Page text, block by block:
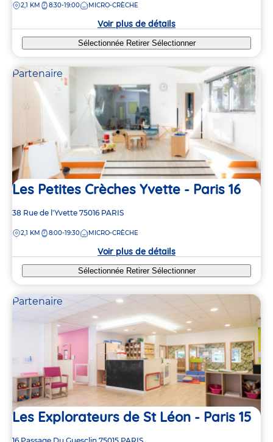
la
DISTANCE
2,1 KM 8:30-19:00 MICRO-CRÈCHE
Voir plus de détails
Sélectionnée Retirer Sélectionner
Partenaire
Les Petites Crèches Yvette - Paris 16
Adresse
la
38 Rue de l'Yvette 75016 PARIS
DISTANCE
2,1 KM 8:00-19:30 MICRO-CRÈCHE
Voir plus de détails
Sélectionnée Retirer Sélectionner
Partenaire
Les Explorateurs de St Léon - Paris 15
Adresse
16 Passage Du Guesclin 75015 PARIS